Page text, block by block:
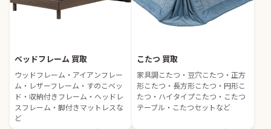
ベッドフレーム 買取
ウッドフレーム・アイアンフレー
ム・レザーフレーム・すのこベッ
ド・収納付きフレーム・ヘッドレ
スフレーム・脚付きマットレスな
ど
こたつ 買取
家具調こたつ・豆穴こたつ・正方
形こたつ・長方形こたつ・円形こ
たつ・ハイタイプこたつ・こたつ
テーブル・こたつセットなど